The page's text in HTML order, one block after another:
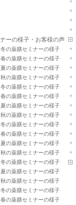
ーの様子・お客様の声
の薬膳セミナーの様子
の薬膳セミナーの様子
の薬膳セミナーの様子
の薬膳セミナーの様子
の薬膳セミナーの様子
の薬膳セミナーの様子
の薬膳セミナーの様子
の薬膳セミナーの様子
の薬膳セミナーの様子
の薬膳セミナーの様子
の薬膳セミナーの様子
の薬膳セミナーの様子
の薬膳セミナーの様子
の薬膳セミナーの様子
の薬膳セミナーの様子
の薬膳セミナーの様子
の薬膳セミナーの様子